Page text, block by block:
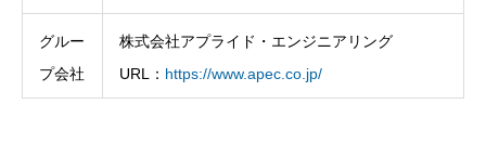
グルー
プ会社
株式会社アプライド・エンジニアリング
URL： https://www.apec.co.jp/